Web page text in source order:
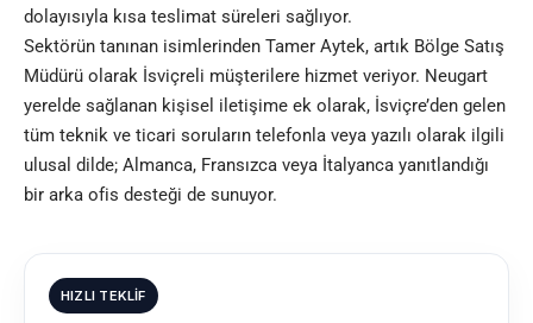
dolayısıyla kısa teslimat süreleri sağlıyor.
Sektörün tanınan isimlerinden Tamer Aytek, artık Bölge Satış
Müdürü olarak İsviçreli müşterilere hizmet veriyor. Neugart
yerelde sağlanan kişisel iletişime ek olarak, İsviçre’den gelen
tüm teknik ve ticari soruların telefonla veya yazılı olarak ilgili
ulusal dilde; Almanca, Fransızca veya İtalyanca yanıtlandığı
bir arka ofis desteği de sunuyor.
HIZLI TEKLIF